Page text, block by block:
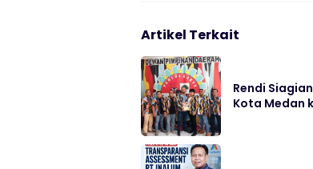
Artikel Terkait
Rendi
Kota Medan